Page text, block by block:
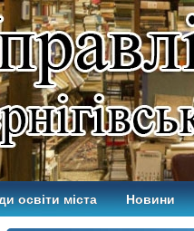
освіти міста Новини